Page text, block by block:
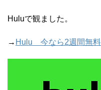
Huluで観ました。
→ Hulu 今なら2週間無料